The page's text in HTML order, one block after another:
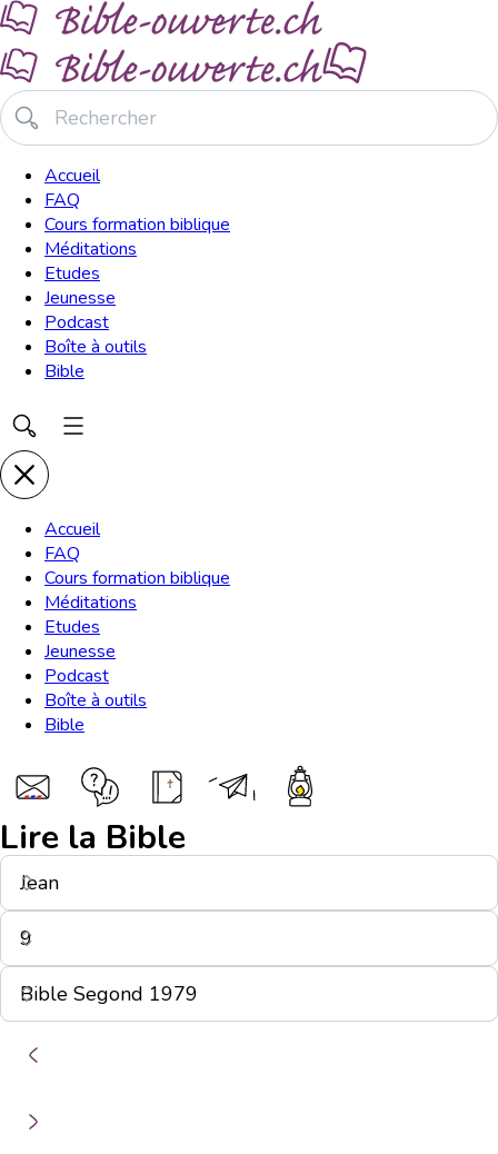
Accueil
FAQ
Cours formation biblique
Méditations
Etudes
Jeunesse
Podcast
Boîte à outils
Bible
Accueil
FAQ
Cours formation biblique
Méditations
Etudes
Jeunesse
Podcast
Boîte à outils
Bible
Lire la Bible